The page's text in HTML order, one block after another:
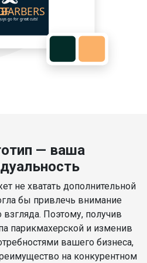
— ваша
не хватать дополнительной
бы привлечь внимание
взгляда. Поэтому, получив
парикмахерской и изменив
вашего бизнеса,
на конкурентном